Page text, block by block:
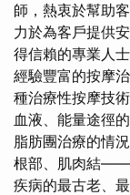
師，熱衷於幫助
力於為客戶提供
得信賴的專業人
經驗豐富的按摩
種治療性按摩技
血液、能量途徑
脂肪團治療的情
根部、肌肉結——
疾病的最古老、